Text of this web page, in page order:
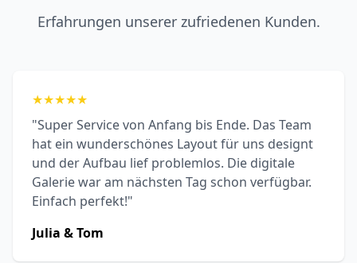
Erfahrungen unserer zufriedenen Kunden.
★★★★★
"Super Service von Anfang bis Ende. Das Team
hat ein wunderschönes Layout für uns designt
und der Aufbau lief problemlos. Die digitale
Galerie war am nächsten Tag schon verfügbar.
Einfach perfekt!"
Julia & Tom